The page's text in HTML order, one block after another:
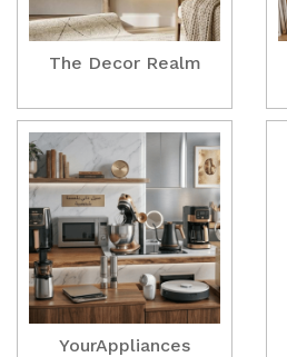
The Decor Realm
YourAppliances